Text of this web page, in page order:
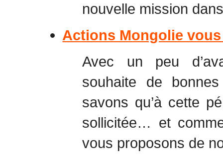
nouvelle mission
Actions Mongolie
Avec un peu
souhaite de
savons qu’à cette
sollicitée… et
vous proposons de